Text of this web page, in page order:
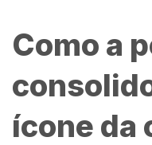
Como a
ícone da